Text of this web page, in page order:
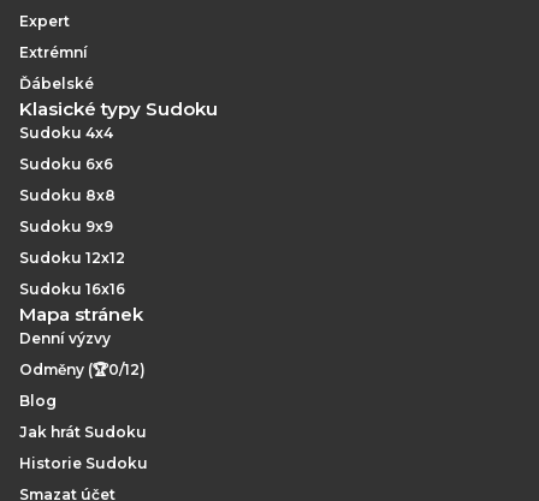
Expert
Extrémní
Ďábelské
Klasické typy Sudoku
Sudoku 4x4
Sudoku 6x6
Sudoku 8x8
Sudoku 9x9
Sudoku 12x12
Sudoku 16x16
Mapa stránek
Denní výzvy
Odměny (🏆0/12)
Blog
Jak hrát Sudoku
Historie Sudoku
Smazat účet